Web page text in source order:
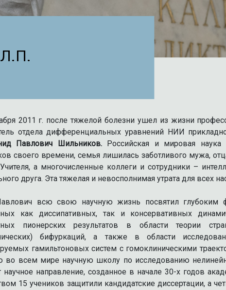
2011 г. после тяжелой болезни ушел из жизни
отдела дифференциальных уравнений НИИ
Павлович Шильников.Российская и мировая наука
своего времени, семья лишилась заботливого мужа,
а многочисленные коллеги и сотрудники –
друга. Эта тяжелая и невосполнимая утрата для всех
всю свою научную жизнь посвятил глубоким
как диссипативных, так и консервативных
пионерских результатов в области теории
бифуркаций, а также в области
гамильтоновых систем с гомоклиническими
во всем мире научную школу по исследованию
научное направление, созданное в начале 30-х годов
15 учеников защитили кандидатские диссертации, а